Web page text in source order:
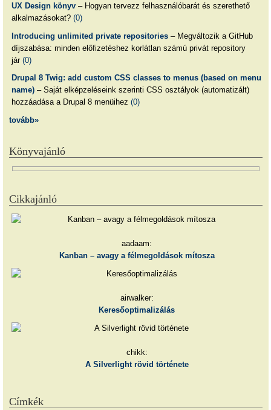
UX Design könyv– Hogyan tervezz felhasználóbarát és szerethető
alkalmazásokat? (0)
Introducing unlimited private repositories– Megváltozik a GitHub
díjszabása: minden előfizetéshez korlátlan számú privát repository
jár (0)
Drupal 8 Twig: add custom CSS classes to menus (based on menu
name)– Saját elképzeléseink szerinti CSS osztályok (automatizált)
hozzáadása a Drupal 8 menüihez (0)
tovább»
Könyvajánló
Cikkajánló
aadaam:
Kanban – avagy a félmegoldások mítosza
airwalker:
Keresőoptimalizálás
chikk:
A Silverlight rövid története
Címkék